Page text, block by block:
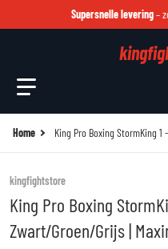
Supersnelle levering–
Home King Pro Boxing StormKing
kingfightstore
King Pro Boxing
Zwart/Groen/Grijs |